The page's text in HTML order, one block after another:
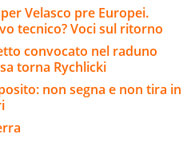
Velasco pre Europei.
tecnico? Voci sul ritorno
convocato nel raduno
torna Rychlicki
non segna e non tira in